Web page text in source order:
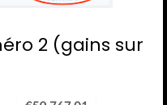
2 (gains sur